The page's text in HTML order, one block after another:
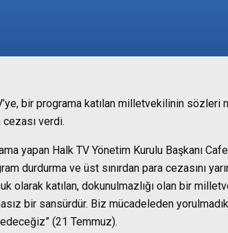
bir programa katılan milletvekilinin sözleri
verdi.
yapan Halk TV Yönetim Kurulu Başkanı
durdurma ve üst sınırdan para cezasını
olarak katılan, dokunulmazlığı olan bir
bir sansürdür. Biz mücadeleden
(21 Temmuz).